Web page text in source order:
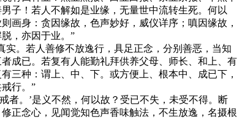
子！若人不解如是业缘，无量世中流转生死。何以
画身：贪因缘故，色声妙好，威仪详序；嗔因缘故，
，亦因于业。”
。若人善修不放逸行，具足正念，分别善恶，当知
成已。若复有人能勤礼拜供养父母、师长、和上、有
三种：谓上、中、下。或方便上、根本中、成已下，
行。”
者。’是义不然，何以故？受已不失，未受不得。断
正念心，见闻觉知色声香味触法，不生放逸，名摄根